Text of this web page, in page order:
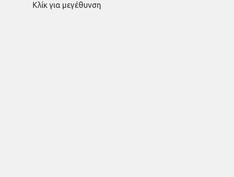
Κλίκ για μεγέθυνση